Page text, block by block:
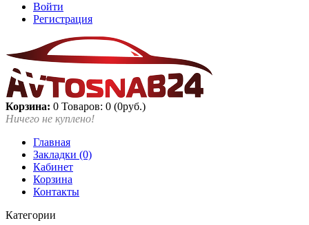
Войти
Регистрация
Корзина: 0 Товаров: 0 (0руб.)
Ничего не куплено!
Главная
Закладки (0)
Кабинет
Корзина
Контакты
Категории